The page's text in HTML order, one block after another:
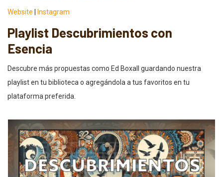
Website Instagram
Playlist Descubrimientos con
Esencia
Descubre más propuestas como Ed Boxall guardando nuestra
playlist en tu biblioteca o agregándola a tus favoritos en tu
plataforma preferida.